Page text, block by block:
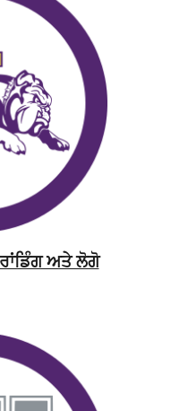
ਅਤੇ ਲੋਗੋ